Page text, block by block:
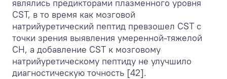
являлись предикторами плазменного уровня
CST, в то время как мозговой
натрийуретический пептид превзошел CST с
точки зрения выявления умеренной-тяжелой
СН, а добавление CST к мозговому
натрийуретическому пептиду не улучшило
диагностическую точность [42].